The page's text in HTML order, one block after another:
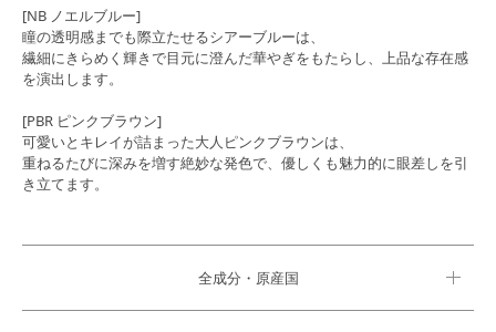
[NB ノエルブルー]
瞳の透明感までも際立たせるシアーブルーは、
繊細にきらめく輝きで目元に澄んだ華やぎをもたらし、上品な存在感
を演出します。
[PBR ピンクブラウン]
可愛いとキレイが詰まった大人ピンクブラウンは、
重ねるたびに深みを増す絶妙な発色で、優しくも魅力的に眼差しを引
き立てます。
全成分・原産国